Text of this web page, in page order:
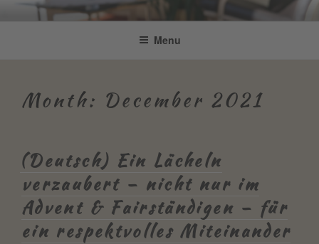
to
Be Connected by Bettina Bonkas
Resilienz | Coaching | Englisch +
Menu
Month: December 2021
(Deutsch) Ein Lächeln
verzaubert – nicht nur im
Advent & Fairständigen – für
ein respektvolles Miteinander